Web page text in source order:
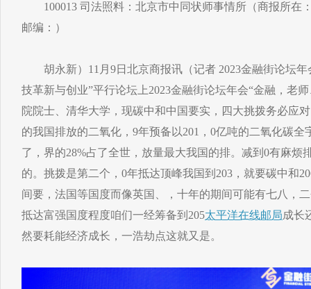
100013 司法照料：北京市中同状师事情所（商报所在
邮编：）
胡永新）11月9日北京商报讯（记者 2023金融街论坛年
技革新与创业”平行论坛上2023金融街论坛年会“金融，老
院院士、清华大学，现碳中和中国要实，四大挑拨务必应
的我国排放的二氧化，9年预备以201，0亿吨的二氧化碳全
了，界的28%占了全世，放量最大我国的排。减到0有麻烦
的。挑拨是第二个，0年抵达顶峰我国到203，就要碳中和
间要，法国等国度而像英国、，十年的期间可能有七八，
抵达富强国度程度咱们一经筹备到205太平洋在线邮局成长
然要耗能经济成长，一浩劫点这就又是。